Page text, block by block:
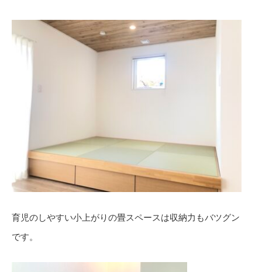
育児のしやすい小上がりの畳スペースは収納力もバツグン
です。